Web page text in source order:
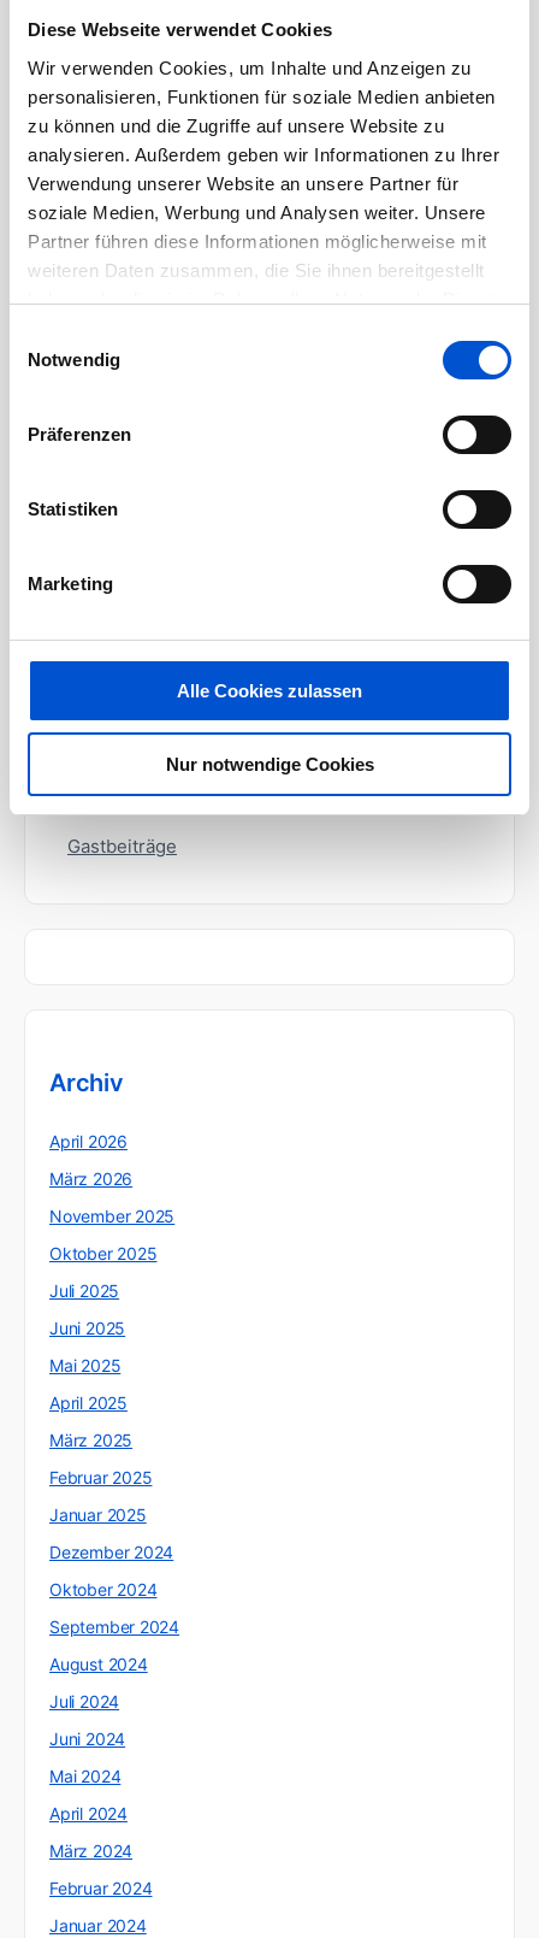
Diese Webseite verwendet Cookies
Wir verwenden Cookies, um Inhalte und Anzeigen zu
personalisieren, Funktionen für soziale Medien anbieten
zu können und die Zugriffe auf unsere Website zu
analysieren. Außerdem geben wir Informationen zu Ihrer
Verwendung unserer Website an unsere Partner für
soziale Medien, Werbung und Analysen weiter. Unsere
Partner führen diese Informationen möglicherweise mit
weiteren Daten zusammen, die Sie ihnen bereitgestellt
haben oder die sie im Rahmen Ihrer Nutzung der Dienste
Notwendig
Präferenzen
Statistiken
Marketing
Alle Cookies zulassen
Nur notwendige Cookies
Suchen
nach:
Wissen
Der IT-Karriereguide
Ratgeber für Programmierer und
Partnerunternehmen
Allgemein
Gastbeiträge
Archiv
April 2026
März 2026
November 2025
Oktober 2025
Juli 2025
Juni 2025
Mai 2025
April 2025
März 2025
Februar 2025
Januar 2025
Dezember 2024
Oktober 2024
September 2024
August 2024
Juli 2024
Juni 2024
Mai 2024
April 2024
März 2024
Februar 2024
Januar 2024